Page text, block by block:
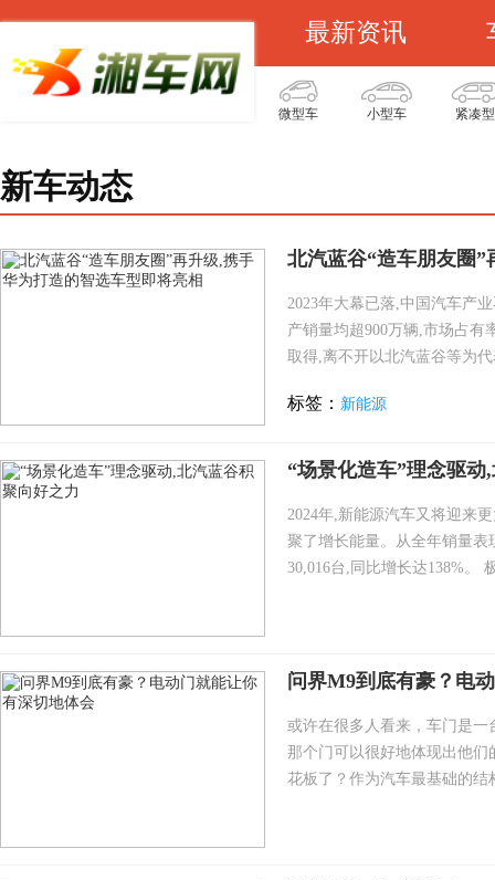
最新资讯
微型车 小型车 紧凑型
新车动态
北汽蓝谷“造车朋友圈
2023年大幕已落,中国汽车产
产销量均超900万辆,市场占有
取得,离不开以北汽蓝谷等为
标签： 新能源
“场景化造车”理念驱
2024年,新能源汽车又将迎来
聚了增长能量。从全年销量表
30,016台,同比增长达138%。
问界M9到底有豪？电
或许在很多人看来，车门是
那个门可以很好地体现出他
花板了？作为汽车最基础的结